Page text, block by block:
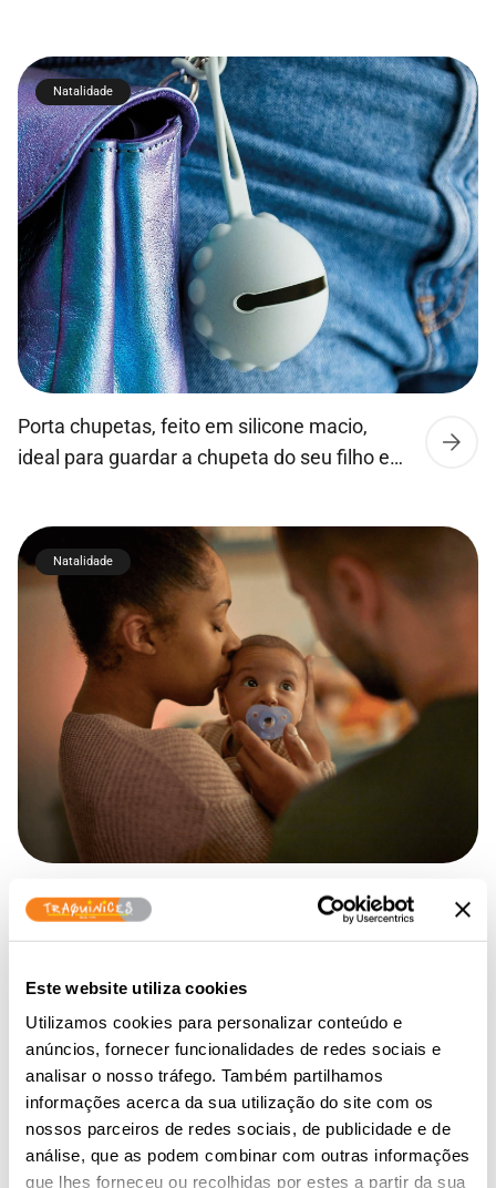
Este website utiliza cookies
Utilizamos cookies para personalizar conteúdo e
anúncios, fornecer funcionalidades de redes sociais e
analisar o nosso tráfego. Também partilhamos
informações acerca da sua utilização do site com os
nossos parceiros de redes sociais, de publicidade e de
análise, que as podem combinar com outras informações
que lhes forneceu ou recolhidas por estes a partir da sua
pequena almofada de aquecimento
removível com sementes de colza e
lavanda. O seu calor reconfortante ajuda a
aliviar a dor de estômago do bebé e exala
um […]
Natalidade
Porta chupetas, feito em silicone macio,
ideal para guardar a chupeta do seu filho em
prendê-la ao carrinho de bebé ou ao muda
fraldas. Garantia de qualidade, é feita em
silicone macio natural, sem BPA, em
conformidade com os padrões aplicáveis.
Fácil […]
Natalidade
A chupeta Philips Avent Soothie foi
concebida para estimular o movimento de
em forma de coração, adapta-se os
contornos naturais do pequenino rosto do
bebé. Design de peça única e fabricada em
silicone de grau médico. Recomendada para
bebés prematuros ou recém-nascidos.
Distribuída em hospitais por toda […]
Natalidade